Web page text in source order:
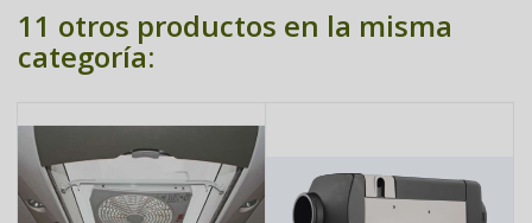
11 otros productos en la misma
categoría: